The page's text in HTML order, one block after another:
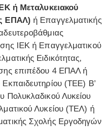
ή Μεταλυκειακού
ΕΠΑΛ) ή Επαγγελματικής
ΙΕΚ ή Επαγγελματικού
Ειδικότητας,
επιπέδου 4 ΕΠΑΛ ή
(ΤΕΕ) Β’
Πολυκλαδικού Λυκείου
Λυκείου (ΤΕΛ) ή
Σχολής Εργοδηγών